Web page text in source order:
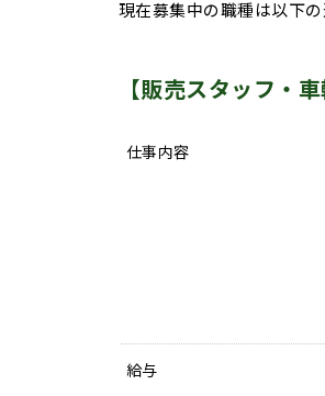
現在募集中の職種は以下の
【販売スタッフ・
仕事内容
給与